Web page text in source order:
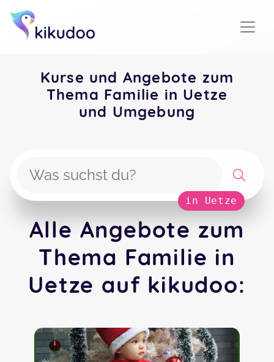
Kurse und Angebote zum
Thema Familie in Uetze
und Umgebung
in Uetze
Alle Angebote zum
Thema Familie in
Uetze auf kikudoo: